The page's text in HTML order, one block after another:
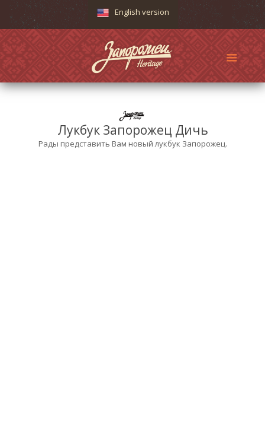
English version
Лукбук Запорожец Дичь
Рады представить Вам новый лукбук Запорожец.